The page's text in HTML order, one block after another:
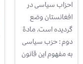
احزاب سياسی در
افغانستان وضع
گرديده است. مادهً
دوم : حزب سياسی
به مفهوم اين قانون